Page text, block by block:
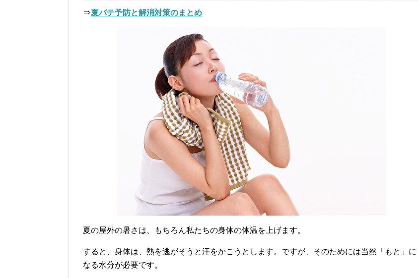
⇒夏バテ予防と解消対策のまとめ
夏の屋外の暑さは、もちろん私たちの身体の体温を上げます。
すると、身体は、熱を逃がそうと汗をかこうとします。ですが、そのためには当然「もと」に
なる水分が必要です。